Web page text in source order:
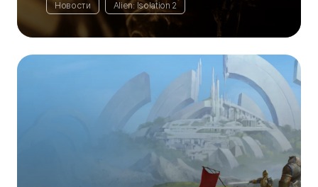
Новости Alien: Isolation 2